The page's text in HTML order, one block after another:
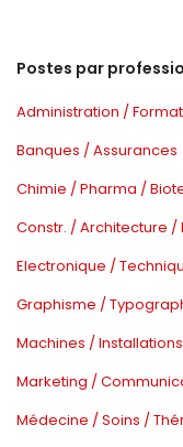
Postes par
Administration /
Banques / Assurances
Chimie / Pharma /
Constr. / Architecture /
Electronique /
Graphisme /
Machines /
Marketing /
Médecine / Soins /